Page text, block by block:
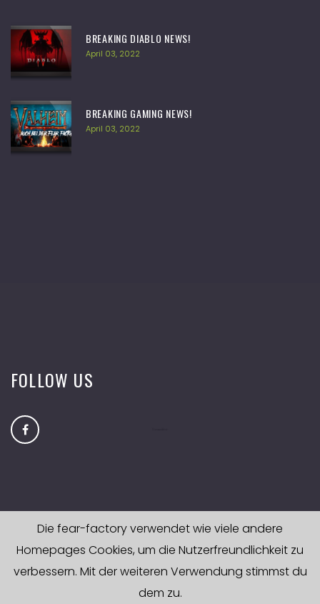
BREAKING DIABLO NEWS!
April 03, 2022
BREAKING GAMING NEWS!
April 03, 2022
FOLLOW US
Die fear-factory verwendet wie viele andere
Homepages Cookies, um die Nutzerfreundlichkeit zu
verbessern. Mit der weiteren Verwendung stimmst du
dem zu.